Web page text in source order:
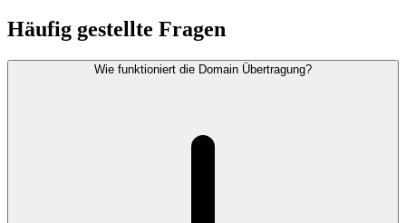
Häufig gestellte Fragen
Wie funktioniert die Domain Übertragung?